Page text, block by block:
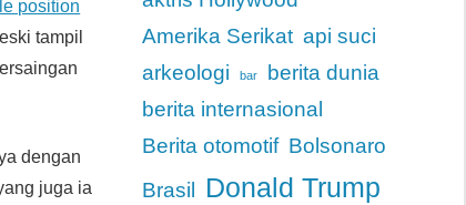
position
tampil
dengan
juga ia
Amerika Serikat api suci
arkeologi
bar
berita dunia
berita internasional
Berita otomotif Bolsonaro
Brasil
Donald Trump